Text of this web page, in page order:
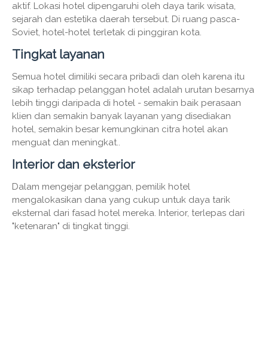
aktif. Lokasi hotel dipengaruhi oleh daya tarik wisata,
sejarah dan estetika daerah tersebut. Di ruang pasca-
Soviet, hotel-hotel terletak di pinggiran kota.
Tingkat layanan
Semua hotel dimiliki secara pribadi dan oleh karena itu
sikap terhadap pelanggan hotel adalah urutan besarnya
lebih tinggi daripada di hotel - semakin baik perasaan
klien dan semakin banyak layanan yang disediakan
hotel, semakin besar kemungkinan citra hotel akan
menguat dan meningkat..
Interior dan eksterior
Dalam mengejar pelanggan, pemilik hotel
mengalokasikan dana yang cukup untuk daya tarik
eksternal dari fasad hotel mereka. Interior, terlepas dari
"ketenaran" di tingkat tinggi.